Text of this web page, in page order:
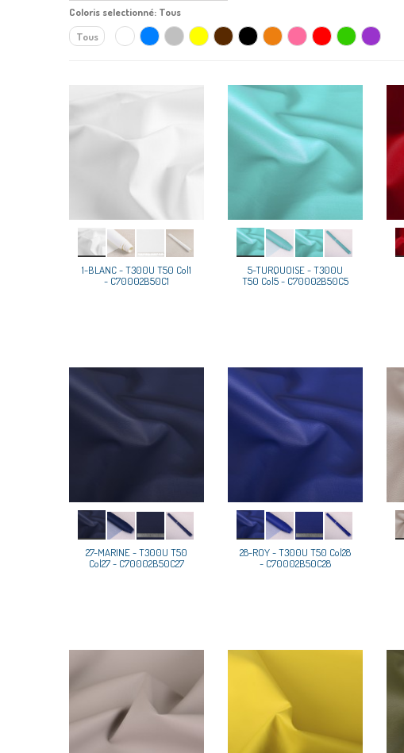
Coloris selectionné: Tous
Tous
1-BLANC - T300U T50 Col1
- C70002B50C1
5-TURQUOISE - T300U
T50 Col5 - C70002B50C5
27-MARINE - T300U T50
Col27 - C70002B50C27
28-ROY - T300U T50 Col28
- C70002B50C28